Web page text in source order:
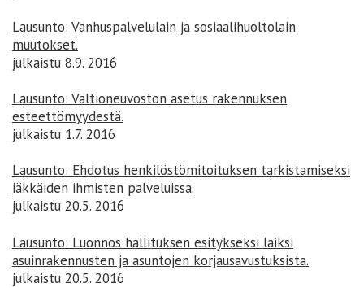
Lausunto: Vanhuspalvelulain ja sosiaalihuoltolain
muutokset.
julkaistu 8.9. 2016
Lausunto: Valtioneuvoston asetus rakennuksen
esteettömyydestä.
julkaistu 1.7. 2016
Lausunto: Ehdotus henkilöstömitoituksen tarkistamiseksi
iäkkäiden ihmisten palveluissa.
julkaistu 20.5. 2016
Lausunto: Luonnos hallituksen esitykseksi laiksi
asuinrakennusten ja asuntojen korjausavustuksista.
julkaistu 20.5. 2016